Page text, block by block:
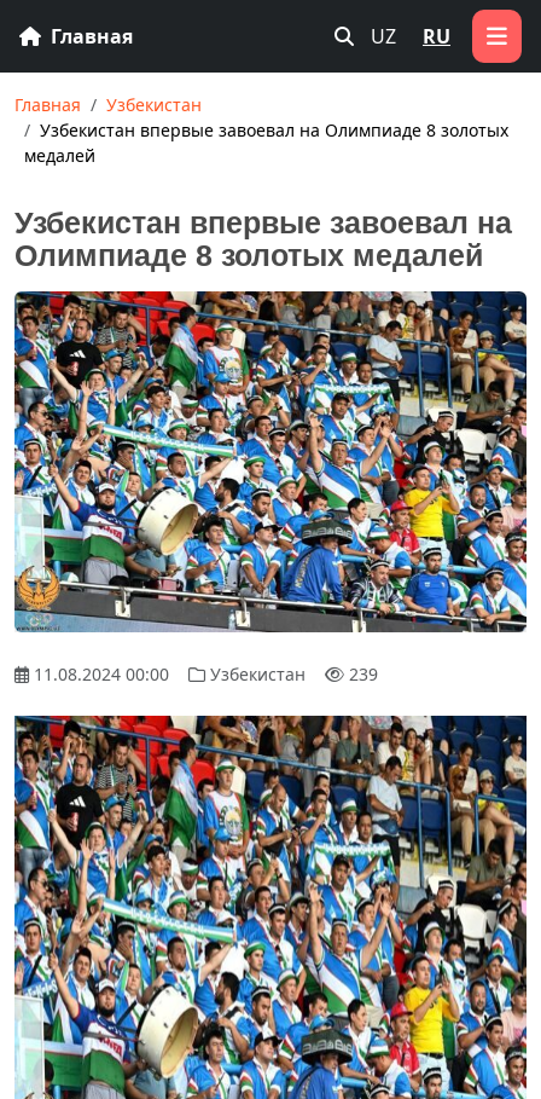
Главная UZ RU
Главная
Узбекистан
Узбекистан впервые завоевал на Олимпиаде 8 золотых
медалей
Узбекистан впервые завоевал на
Олимпиаде 8 золотых медалей
11.08.2024 00:00 Узбекистан 239